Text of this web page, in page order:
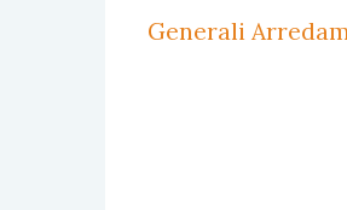
Generali